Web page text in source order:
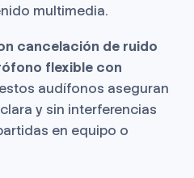
multimedia.
cancelación de ruido
flexible con
audífonos aseguran
y sin interferencias
en equipo o